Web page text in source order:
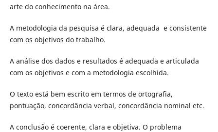
arte do conhecimento na área.
A metodologia da pesquisa é clara, adequada e consistente
com os objetivos do trabalho.
A análise dos dados e resultados é adequada e articulada
com os objetivos e com a metodologia escolhida.
O texto está bem escrito em termos de ortografia,
pontuação, concordância verbal, concordância nominal etc.
A conclusão é coerente, clara e objetiva. O problema